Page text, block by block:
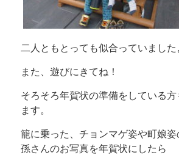
二人ともとっても似合っていました
また、遊びにきてね！
そろそろ年賀状の準備をしている
ます。
籠に乗った、チョンマゲ姿や町娘
孫さんのお写真を年賀状にしたら